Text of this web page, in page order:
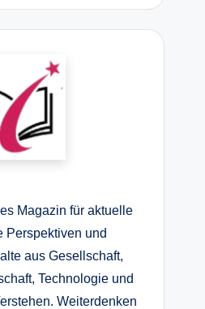
Magazin für aktuelle
Perspektiven und
aus Gesellschaft,
Technologie und
Weiterdenken